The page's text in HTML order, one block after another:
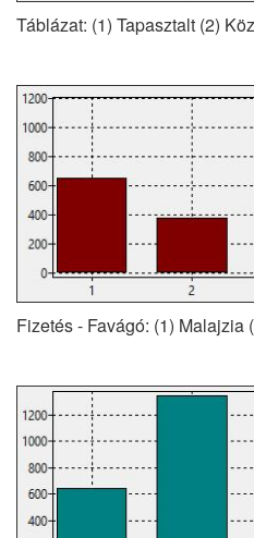
Táblázat: (1) Tapasztalt (2)
Fizetés - Favágó: (1) Malajzia